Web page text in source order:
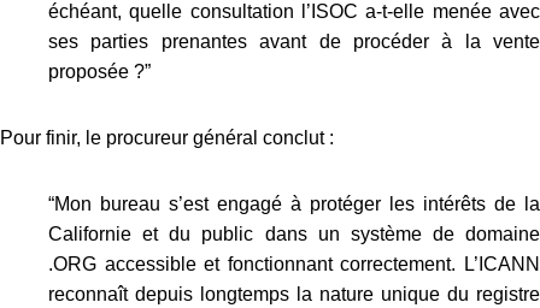
échéant, quelle consultation l’ISOC a-t-elle menée avec
ses parties prenantes avant de procéder à la vente
proposée ?”
Pour finir, le procureur général conclut :
“Mon bureau s’est engagé à protéger les intérêts de la
Californie et du public dans un système de domaine
.ORG accessible et fonctionnant correctement. L’ICANN
reconnaît depuis longtemps la nature unique du registre